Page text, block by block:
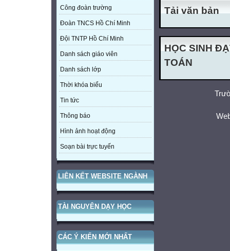
Công đoàn trường
Đoàn TNCS Hồ Chí Minh
Đội TNTP Hồ Chí Minh
Danh sách giáo viên
Danh sách lớp
Thời khóa biểu
Tin tức
Thông báo
Hình ảnh hoạt động
Soạn bài trực tuyến
LIÊN KẾT WEBSITE NGÀNH
TÀI NGUYÊN DẠY HỌC
CÁC Ý KIẾN MỚI NHẤT
Tải văn bản
HỌC SINH
TOÁN